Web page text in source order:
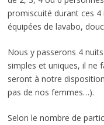
promiscuité durant ces
équipées de lavabo,
Nous y passerons 4
simples et uniques, il ne
seront à notre
pas de nos femmes…).
Selon le nombre de